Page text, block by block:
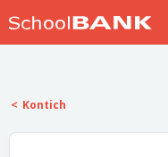
Kontich